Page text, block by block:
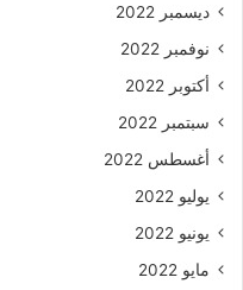
ديسمبر 2022
نوفمبر 2022
أكتوبر 2022
سبتمبر 2022
أغسطس 2022
يوليو 2022
يونيو 2022
مايو 2022